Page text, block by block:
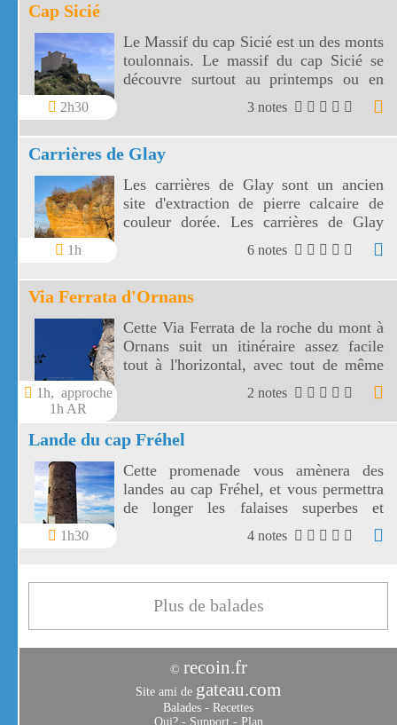
Cap Sicié
2h30
Le Massif du cap Sicié est un des monts
toulonnais. Le massif du cap Sicié se
découvre surtout au printemps ou en
3 notes
Carrières de Glay
1h
Les carrières de Glay sont un ancien
site d'extraction de pierre calcaire de
couleur dorée. Les carrières de Glay
sont accessibles toute l'année.
6 notes
Via Ferrata d'Ornans
1h, approche
1h AR
Cette Via Ferrata de la roche du mont à
Ornans suit un itinéraire assez facile
tout à l'horizontal, avec tout de même
un dernier ressaut un peu plus difficile
pour terminer. La via ferrata d'Ornans
offre de jolies vues sur Ornans et la
vallée de la Loue.
2 notes
Lande du cap Fréhel
1h30
Cette promenade vous amènera des
landes au cap Fréhel, et vous permettra
de longer les falaises superbes et
impressionnantes. La flore est
magnifique et variée, mais si la
oiseaux seront rares.
4 notes
Plus de balades
© recoin.fr
Site ami de gateau.com
Balades - Recettes
Qui?- Support- Plan